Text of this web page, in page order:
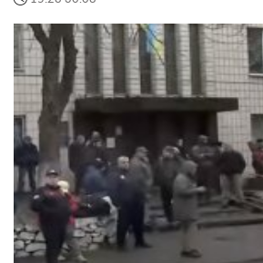
50+ и повестка: заберут ли вас
в военкомат? Юристы раскрыли
директиву
Юристы раскрыли,
после 50 не приходят повестки,
остановят на блокпосте, и какая